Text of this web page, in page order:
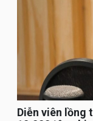
Diễn viên lồng